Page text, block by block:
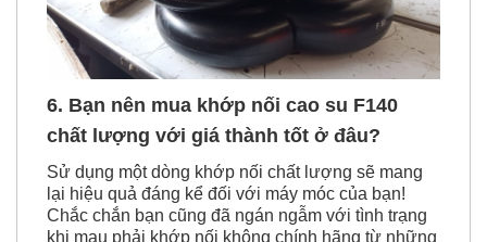
6. Bạn nên mua khớp nối cao su F140
chất lượng với giá thành tốt ở đâu?
Sử dụng một dòng khớp nối chất lượng sẽ mang
lại hiệu quả đáng kể đối với máy móc của bạn!
Chắc chắn bạn cũng đã ngán ngẫm với tình trạng
khi mau phải khớp nối không chính hãng từ những
nhà bán hàng không uy tín cứ liên tục hư hỏng làm